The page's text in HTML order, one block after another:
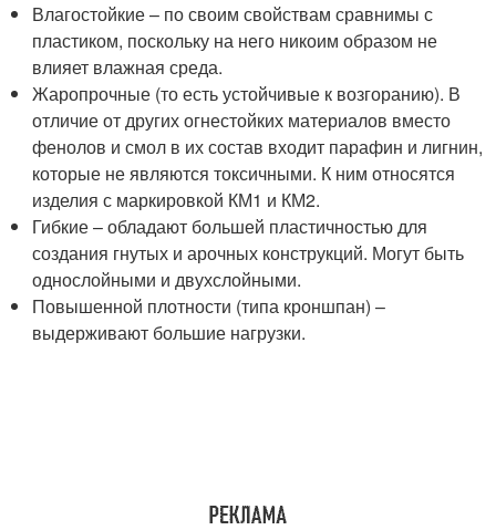
Влагостойкие – по своим свойствам сравнимы с
пластиком, поскольку на него никоим образом не
влияет влажная среда.
Жаропрочные (то есть устойчивые к возгоранию). В
отличие от других огнестойких материалов вместо
фенолов и смол в их состав входит парафин и лигнин,
которые не являются токсичными. К ним относятся
изделия с маркировкой КМ1 и КМ2.
Гибкие – обладают большей пластичностью для
создания гнутых и арочных конструкций. Могут быть
однослойными и двухслойными.
Повышенной плотности (типа кроншпан) –
выдерживают большие нагрузки.